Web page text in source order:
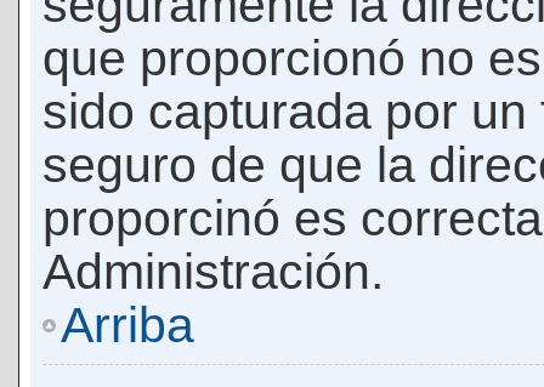
que proporcionó no
sido capturada por
seguro de que la
proporcinó es
Administración.
Arriba